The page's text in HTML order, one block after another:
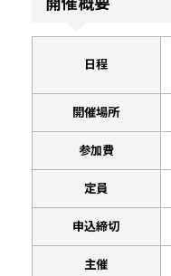
日程
開催場所
参加費
定員
申込締切
主催